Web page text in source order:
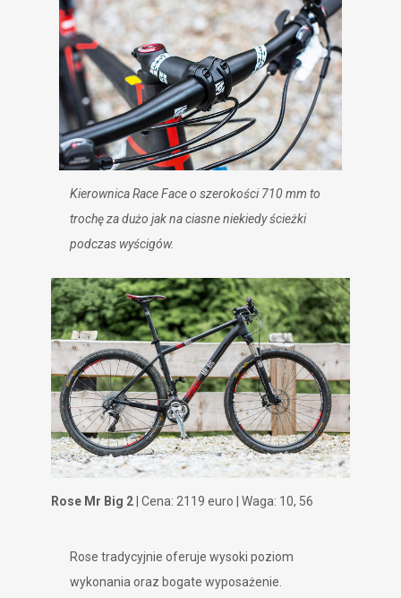
Kierownica Race Face o szerokości 710 mm to
trochę za dużo jak na ciasne niekiedy ścieżki
podczas wyścigów.
Rose Mr Big 2| Cena: 2119 euro | Waga: 10, 56
Rose tradycyjnie oferuje wysoki poziom
wykonania oraz bogate wyposażenie.